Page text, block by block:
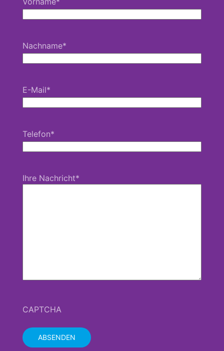
Nachname*
E-Mail*
Telefon*
Ihre Nachricht*
CAPTCHA